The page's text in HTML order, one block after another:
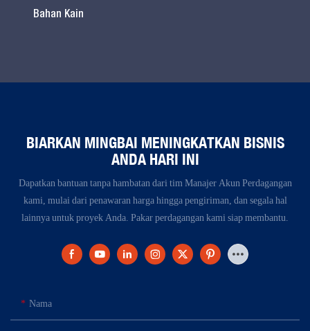
Bahan Kain
BIARKAN MINGBAI MENINGKATKAN BISNIS
ANDA HARI INI
Dapatkan bantuan tanpa hambatan dari tim Manajer Akun Perdagangan
kami, mulai dari penawaran harga hingga pengiriman, dan segala hal
lainnya untuk proyek Anda. Pakar perdagangan kami siap membantu.
Nama